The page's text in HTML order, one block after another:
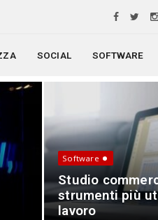
SOCIAL SOFTWARE
Software
Studio
strumenti più
lavoro